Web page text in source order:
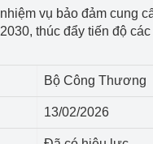
vị
vụ bảo đảm cung
thúc đẩy tiến độ
Bộ Công Thương
13/02/2026